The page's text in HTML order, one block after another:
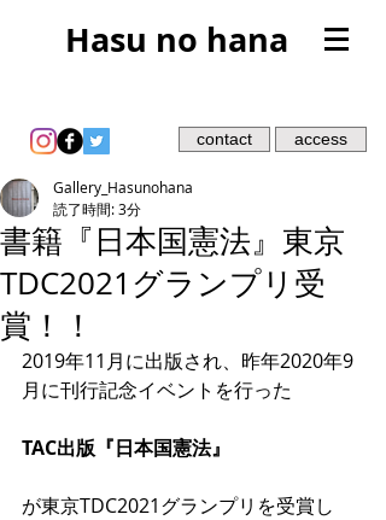
Hasu no hana
contact access
書籍『日本国憲法』東京
TDC2021グランプリ受
賞！！
Gallery_Hasunohana
読了時間: 3分
2019年11月に出版され、昨年2020年9
月に刊行記念イベントを行った
TAC出版『日本国憲法』
が東京TDC2021グランプリを受賞し